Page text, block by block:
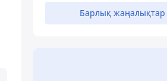
Барлық жаңалықтар